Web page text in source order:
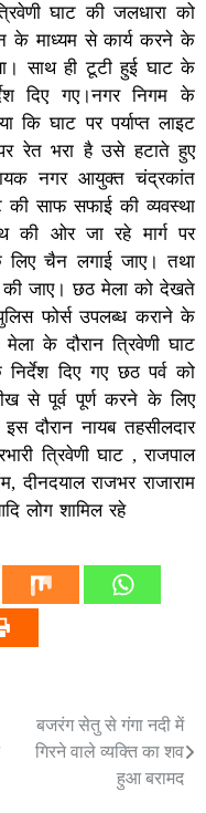
घाट की जलधारा को
के माध्यम से कार्य करने के
साथ ही टूटी हुई घाट के
दिए गए।नगर निगम के
कि घाट पर पर्याप्त लाइट
रेत भरा है उसे हटाते हुए
नगर आयुक्त चंद्रकांत
की साफ सफाई की व्यवस्था
की ओर जा रहे मार्ग पर
चैन लगाई जाए। तथा
की जाए। छठ मेला को देखते
फोर्स उपलब्ध कराने के
के दौरान त्रिवेणी घाट
दिए गए छठ पर्व को
से पूर्व पूर्ण करने के लिए
दौरान नायब तहसीलदार
त्रिवेणी घाट , राजपाल
दीनदयाल राजभर राजाराम
लोग शामिल रहे
बजरंग सेतु से गंगा नदी में
गिरने वाले व्यक्ति का शव
हुआ बरामद